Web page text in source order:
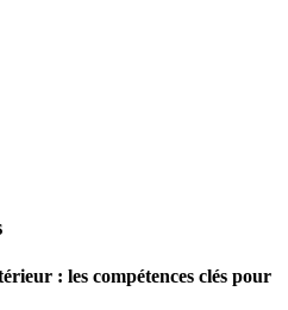
: les compétences clés pour